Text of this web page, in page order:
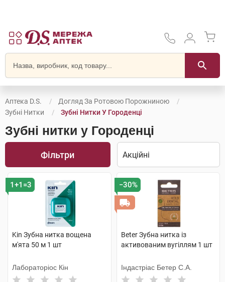
Аптека D.S.
Догляд За Ротовою Порожниною
Зубні Нитки
Зубні Нитки У Городенці
Зубні нитки у Городенці
Фільтри
1+1=3
Kin Зубна нитка вощена
м'ята 50 м 1 шт
Лабораторіос Кін
−30%
Beter Зубна нитка із
активованим вугіллям 1 шт
Індастріас Бетер С.А.